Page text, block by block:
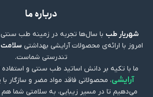
درباره ما
شهریار طب با سال‌ها تجربه در زمینه طب
امروز با ارائه‌ی محصولات آرایشی بهداشتی
تندرستی شماست.
ما با تکیه بر دانش اساتید طب سنتی و استفاده
آرایشی، محصولاتی فاقد مواد مضر و سازگار
می‌دهیم تا در مسیر زیبایی، به سلامتی شما